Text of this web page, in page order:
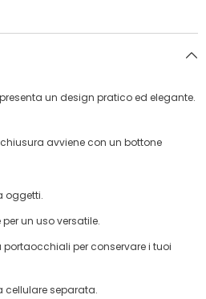
un design pratico ed elegante.
avviene con un bottone
oggetti.
un uso versatile.
per conservare i tuoi
cellulare separata.